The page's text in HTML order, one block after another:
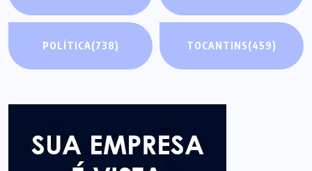
POLÍTICA(738) TOCANTINS(459)